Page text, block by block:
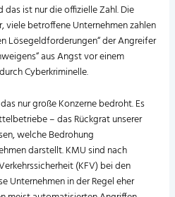
das ist nur die offizielle Zahl. Die
viele betroffene Unternehmen zahlen
Lösegeldforderungen“ der Angreifer
aus Angst vor einem
Cyberkriminelle.
nur große Konzerne bedroht. Es
– das Rückgrat unserer
welche Bedrohung
darstellt. KMU sind nach
(KFV) bei den
Unternehmen in der Regel eher